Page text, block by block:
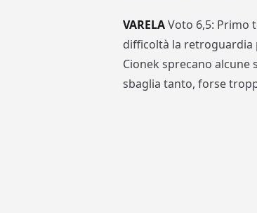
VARELAVoto 6,5: Primo
difficoltà la retroguardia
Cionek sprecano alcune
sbaglia tanto, forse